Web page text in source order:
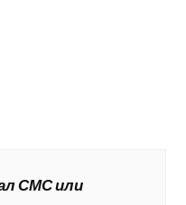
СМС или